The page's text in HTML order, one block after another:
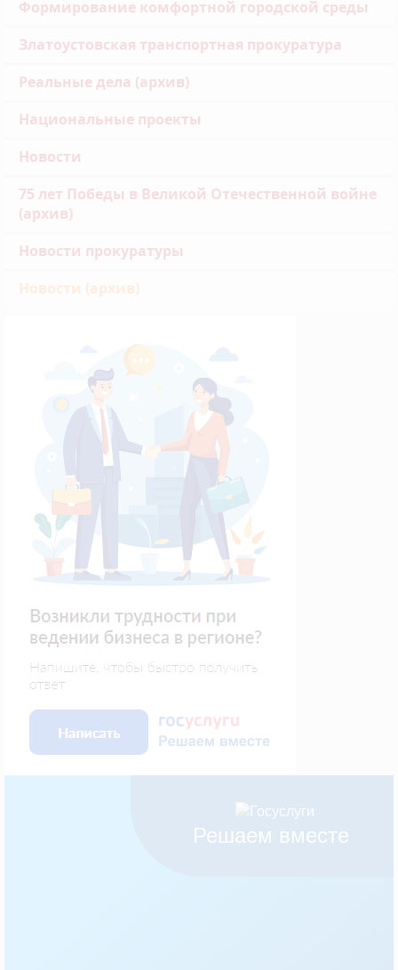
Формирование комфортной городской среды
Златоустовская транспортная прокуратура
Реальные дела (архив)
Национальные проекты
Новости
75 лет Победы в Великой Отечественной войне
(архив)
Новости прокуратуры
Новости (архив)
Решаем вместе